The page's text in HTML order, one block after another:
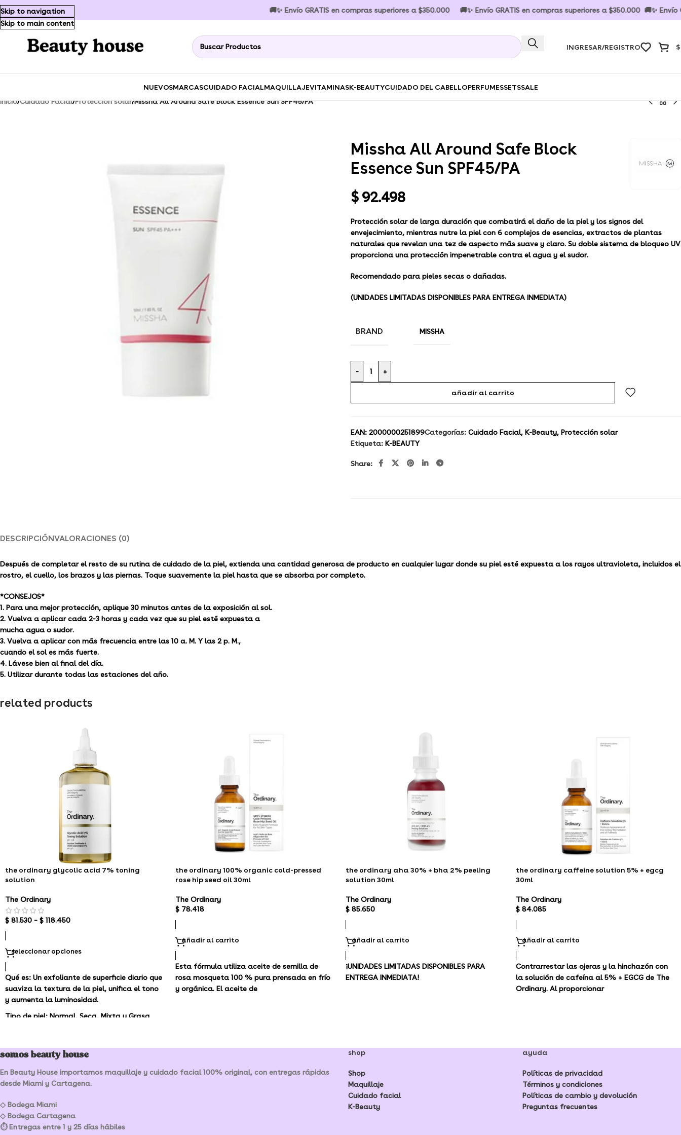
Skip to navigation
Skip to main content
🚚✨ Envío GRATIS en compras superiores a $350.000 🚚✨ Envío GRATIS en compras superiores a $350.000 🚚✨ Envío
INGRESAR/REGISTRO $
NUEVOSMARCASCUIDADO FACIALMAQUILLAJEVITAMINASK-BEAUTYCUIDADO DEL CABELLOPERFUMESSETSSALE
Inicio/Cuidado Facial/Protección solar/Missha All Around Safe Block Essence Sun SPF45/PA
Missha All Around Safe Block
Essence Sun SPF45/PA
$92.498
Protección solar de larga duración que combatirá el daño de la piel y los signos del
envejecimiento, mientras nutre la piel con 6 complejos de esencias, extractos de plantas
naturales que revelan una tez de aspecto más suave y claro. Su doble sistema de bloqueo UV
proporciona una protección impenetrable contra el agua y el sudor.
Recomendado para pieles secas o dañadas.
(UNIDADES LIMITADAS DISPONIBLES PARA ENTREGA INMEDIATA)
BRAND MISSHA
- +
añadir al carrito
EAN: 2000000251899Categorías: Cuidado Facial, K-Beauty, Protección solar
Etiqueta: K-BEAUTY
Share:
DESCRIPCIÓNVALORACIONES (0)
Después de completar el resto de su rutina de cuidado de la piel, extienda una cantidad generosa de producto en cualquier lugar donde su piel esté expuesta a los rayos ultravioleta, incluidos el
rostro, el cuello, los brazos y las piernas. Toque suavemente la piel hasta que se absorba por completo.
*CONSEJOS*
1. Para una mejor protección, aplique 30 minutos antes de la exposición al sol.
2. Vuelva a aplicar cada 2-3 horas y cada vez que su piel esté expuesta a
mucha agua o sudor.
3. Vuelva a aplicar con más frecuencia entre las 10 a. M. Y las 2 p. M.,
cuando el sol es más fuerte.
4. Lávese bien al final del día.
5. Utilizar durante todas las estaciones del año.
related products
the ordinary glycolic acid 7% toning
solution
The Ordinary
$ 81.530 – $ 118.450
seleccionar opciones
Qué es: Un exfoliante de superficie diario que
suaviza la textura de la piel, unifica el tono
y aumenta la luminosidad.
Tipo de piel: Normal, Seca, Mixta y Grasa
the ordinary 100% organic cold-pressed
rose hip seed oil 30ml
The Ordinary
$ 78.418
añadir al carrito
Esta fórmula utiliza aceite de semilla de
rosa mosqueta 100 % pura prensada en frío
y orgánica. El aceite de
the ordinary aha 30% + bha 2% peeling
solution 30ml
The Ordinary
$ 85.650
añadir al carrito
¡UNIDADES LIMITADAS DISPONIBLES PARA
ENTREGA INMEDIATA!
the ordinary caffeine solution 5% + egcg
30ml
The Ordinary
$ 84.085
añadir al carrito
Contrarrestar las ojeras y la hinchazón con
la solución de cafeína al 5% + EGCG de The
Ordinary. Al proporcionar
somos beauty house
En Beauty House importamos maquillaje y cuidado facial 100% original, con entregas rápidas
desde Miami y Cartagena.
◇ Bodega Miami
◇ Bodega Cartagena
⏱ Entregas entre 1 y 25 días hábiles
shop
Shop
Maquillaje
Cuidado facial
K-Beauty
ayuda
Políticas de privacidad
Términos y condiciones
Políticas de cambio y devolución
Preguntas frecuentes